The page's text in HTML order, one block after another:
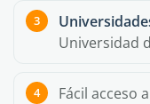
Universidad
Fácil acceso